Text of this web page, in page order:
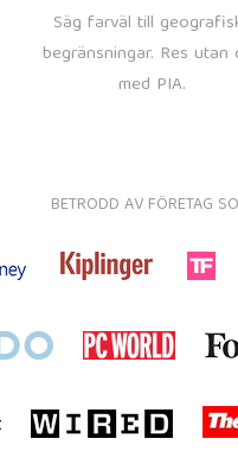
Säg farväl till
begränsningar. Res utan
med PIA.
BETRODD AV FÖRETAG